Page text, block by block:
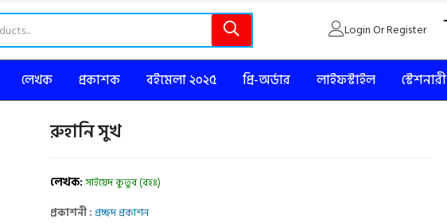
Login Or Register
লেখক প্রকাশক বইমেলা ২০২৫ প্রি-অর্ডার লাইফস্টাইল স্টেশনারী
রুহানি সুখ
লেখক:সাইয়েদ কুতুব (রহঃ)
প্রকাশনী : প্রচ্ছদ প্রকাশন